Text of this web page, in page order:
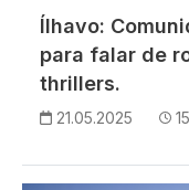
Ílhavo:
para falar de
thrillers.
21.05.2025